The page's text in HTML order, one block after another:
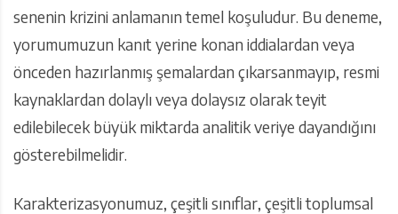
senenin krizini anlamanın temel koşuludur. Bu deneme,
yorumumuzun kanıt yerine konan iddialardan veya
önceden hazırlanmış şemalardan çıkarsanmayıp, resmi
kaynaklardan dolaylı veya dolaysız olarak teyit
edilebilecek büyük miktarda analitik veriye dayandığını
gösterebilmelidir.
Karakterizasyonumuz, çeşitli sınıflar, çeşitli toplumsal